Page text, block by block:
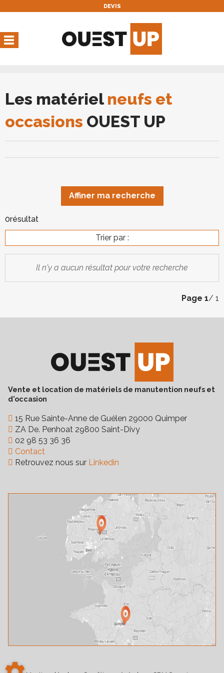
DEVIS
Les matérielneufs et
occasions OUEST UP
0résultat
Trier par :
Affiner ma recherche
Il n'y a aucun résultat pour votre recherche
Page 1/ 1
Vente et location de matériels de manutention neufs et
d'occasion
15 Rue Sainte-Anne de Guélen 29000 Quimper
ZA De. Penhoat 29800 Saint-Divy
02 98 53 36 36
Contact
Retrouvez nous sur Linkedin
Vous avez une réservation
en cours
Vous n'avez pas de réservation en cours